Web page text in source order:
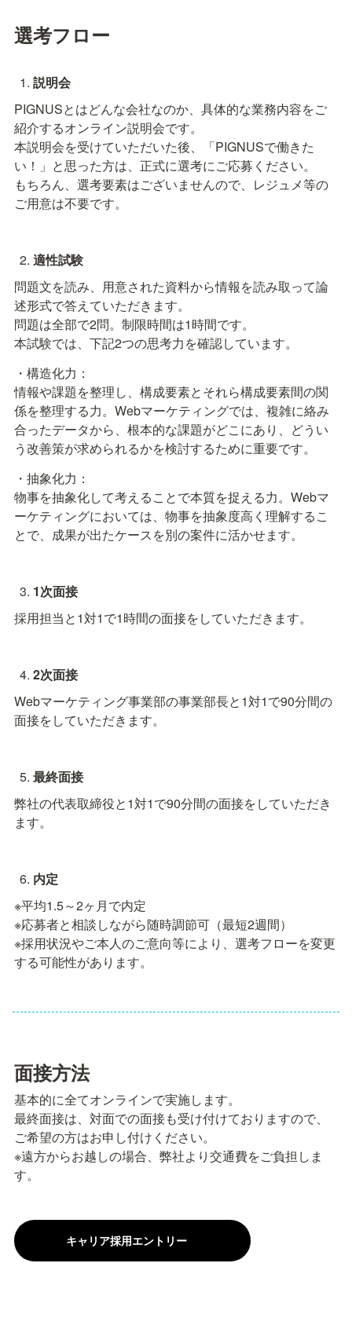
選考フロー
説明会
PIGNUSとはどんな会社なのか、具体的な業務内容をご
紹介するオンライン説明会です。
本説明会を受けていただいた後、「PIGNUSで働きた
い！」と思った方は、正式に選考にご応募ください。
もちろん、選考要素はございませんので、レジュメ等の
ご用意は不要です。
適性試験
問題文を読み、用意された資料から情報を読み取って論
述形式で答えていただきます。
問題は全部で2問。制限時間は1時間です。
本試験では、下記2つの思考力を確認しています。
・構造化力：
情報や課題を整理し、構成要素とそれら構成要素間の関
係を整理する力。Webマーケティングでは、複雑に絡み
合ったデータから、根本的な課題がどこにあり、どうい
う改善策が求められるかを検討するために重要です。
・抽象化力：
物事を抽象化して考えることで本質を捉える力。Webマ
ーケティングにおいては、物事を抽象度高く理解するこ
とで、成果が出たケースを別の案件に活かせます。
1次面接
採用担当と1対1で1時間の面接をしていただきます。
2次面接
Webマーケティング事業部の事業部長と1対1で90分間の
面接をしていただきます。
最終面接
弊社の代表取締役と1対1で90分間の面接をしていただき
ます。
内定
※平均1.5～2ヶ月で内定
※応募者と相談しながら随時調節可（最短2週間）
※採用状況やご本人のご意向等により、選考フローを変更
する可能性があります。
面接方法
基本的に全てオンラインで実施します。
最終面接は、対面での面接も受け付けておりますので、
ご希望の方はお申し付けください。
※遠方からお越しの場合、弊社より交通費をご負担しま
す。
キャリア採用エントリー